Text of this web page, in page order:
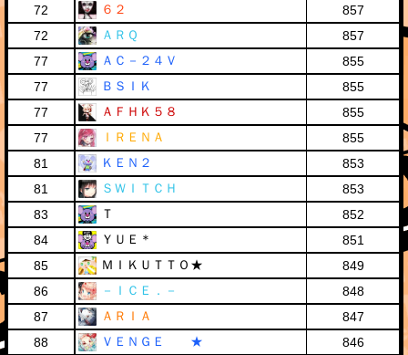
72
６２
857
72
ＡＲＱ
857
77
ＡＣ－２４Ｖ
855
77
ＢＳＩＫ
855
77
ＡＦＨＫ５８
855
77
ＩＲＥＮＡ
855
81
ＫＥＮ２
853
81
ＳＷＩＴＣＨ
853
83
Ｔ
852
84
ＹＵＥ＊
851
85
ＭＩＫＵＴＴＯ★
849
86
－ＩＣＥ．－
848
87
ＡＲＩＡ
847
88
ＶＥＮＧＥ ★
846